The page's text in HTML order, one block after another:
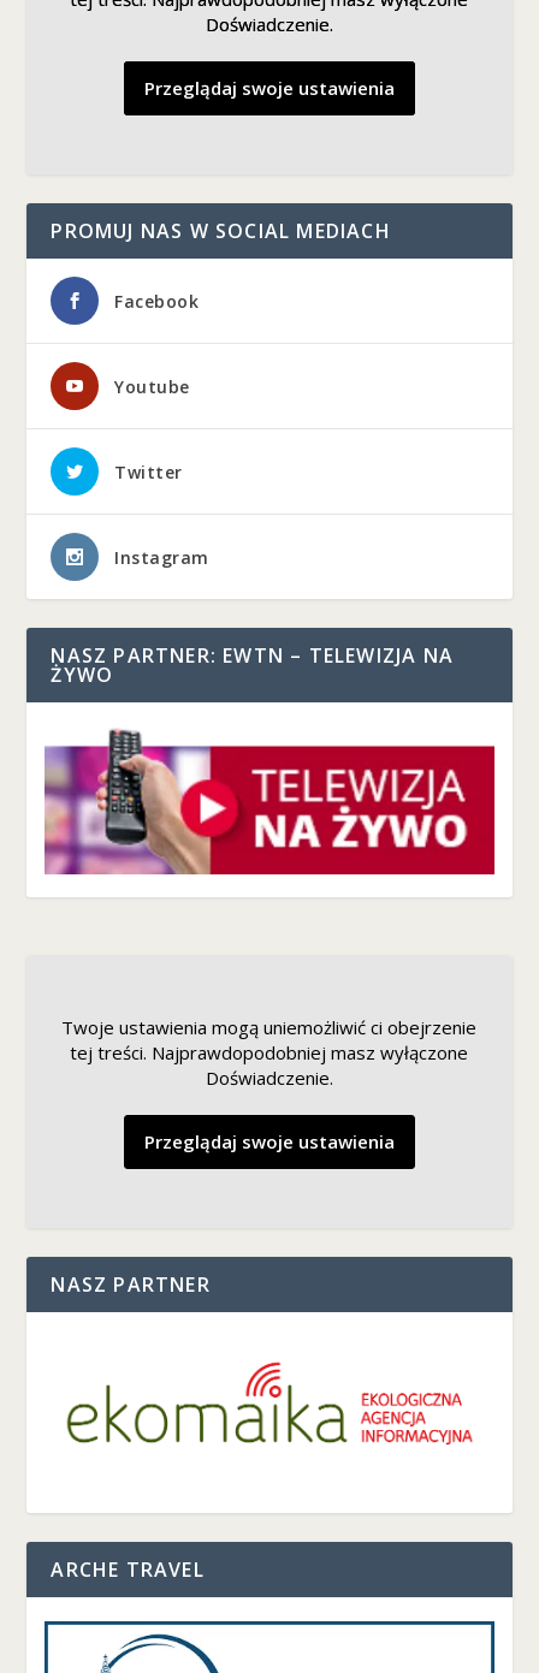
Doświadczenie.
Przeglądaj swoje ustawienia
Doświadczenie.
Przeglądaj swoje ustawienia
PROMUJ NAS W SOCIAL MEDIACH
Facebook
Youtube
Twitter
Instagram
NASZ PARTNER: EWTN – TELEWIZJA NA
ŻYWO
Twoje ustawienia mogą uniemożliwić ci obejrzenie
tej treści. Najprawdopodobniej masz wyłączone
Doświadczenie.
Przeglądaj swoje ustawienia
NASZ PARTNER
ARCHE TRAVEL